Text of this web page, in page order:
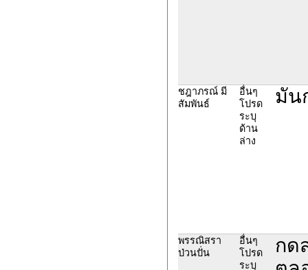
ชฎาภรณ์ มี
สัมพันธ์
อื่นๆ
โปรด
ระบุ
ด้าน
ล่าง
มัน
พรรณิสรา
ป่วนปั่น
อื่นๆ
โปรด
ระบุ
กด